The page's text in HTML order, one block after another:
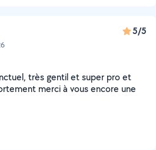
5/5
très gentil et super pro et
merci à vous encore une